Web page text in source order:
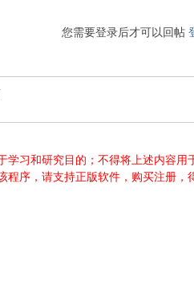
您需要登录后才可以回帖
习和研究目的；不得将上述内容
序，请支持正版软件，购买注册，